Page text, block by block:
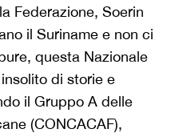
Federazione, Soerin
il Suriname e non ci
questa Nazionale
di storie e
il Gruppo A delle
(CONCACAF),